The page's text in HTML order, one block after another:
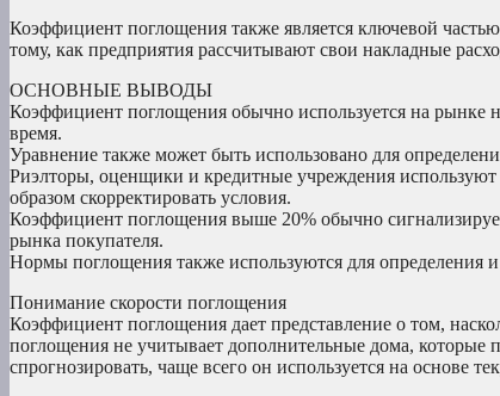
Коэффициент поглощения также является ключевой
тому, как предприятия рассчитывают свои накладные
ОСНОВНЫЕ ВЫВОДЫ
Коэффициент поглощения обычно используется на рынке
время.
Уравнение также может быть использовано для
Риэлторы, оценщики и кредитные учреждения
образом скорректировать условия.
Коэффициент поглощения выше 20% обычно
рынка покупателя.
Нормы поглощения также используются для определения
Понимание скорости поглощения
Коэффициент поглощения дает представление о том,
поглощения не учитывает дополнительные дома, которые
спрогнозировать, чаще всего он используется на основе